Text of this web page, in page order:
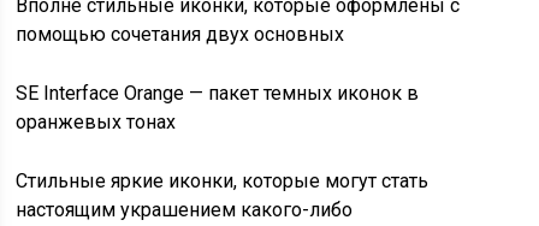
Вполне стильные иконки, которые оформлены с
помощью сочетания двух основных
SE Interface Orange — пакет темных иконок в
оранжевых тонах
Стильные яркие иконки, которые могут стать
настоящим украшением какого-либо